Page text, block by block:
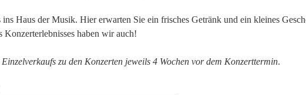
Haus der Musik. Hier erwarten Sie ein frisches Getränk und ein kleines
Konzerterlebnisses haben wir auch!
zu den Konzerten jeweils 4 Wochen vor dem Konzerttermin.